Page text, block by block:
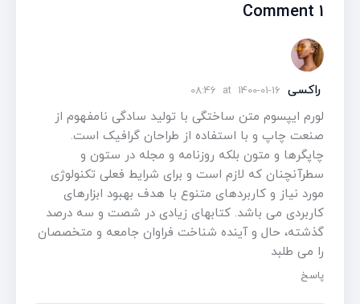
1 Comment
راکسی 1400-01-16
at
08:46
لورم ایپسوم متن ساختگی با تولید سادگی نامفهوم از
صنعت چاپ و با استفاده از طراحان گرافیک است.
چاپگرها و متون بلکه روزنامه و مجله در ستون و
سطرآنچنان که لازم است و برای شرایط فعلی تکنولوژی
مورد نیاز و کاربردهای متنوع با هدف بهبود ابزارهای
کاربردی می باشد. کتابهای زیادی در شصت و سه درصد
گذشته، حال و آینده شناخت فراوان جامعه و متخصصان
را می طلبد
پاسخ